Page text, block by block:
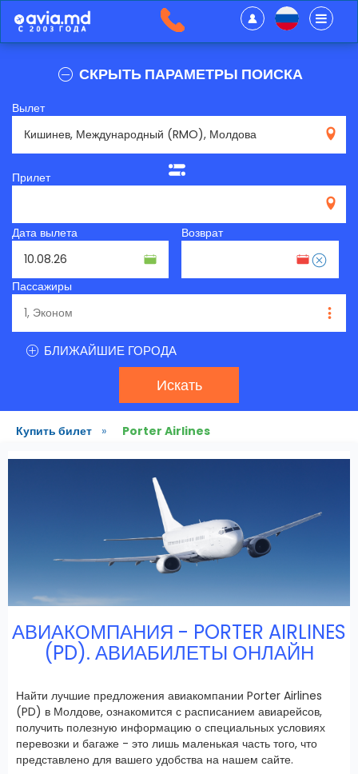
СКРЫТЬ ПАРАМЕТРЫ ПОИСКА
Вылет
Прилет
Дата вылета Возврат
Пассажиры
БЛИЖАЙШИЕ ГОРОДА
Искать
Купить билет » Porter Airlines
АВИАКОМПАНИЯ - PORTER AIRLINES
(PD). АВИАБИЛЕТЫ ОНЛАЙН
Найти лучшие предложения авиакомпании Porter Airlines
(PD) в Молдове, ознакомится с расписанием авиарейсов,
получить полезную информацию о специальных условиях
перевозки и багаже - это лишь маленькая часть того, что
представлено для вашего удобства на нашем сайте.